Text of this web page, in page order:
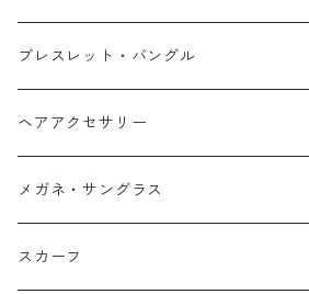
ブレスレット・バングル
ヘアアクセサリー
メガネ・サングラス
スカーフ